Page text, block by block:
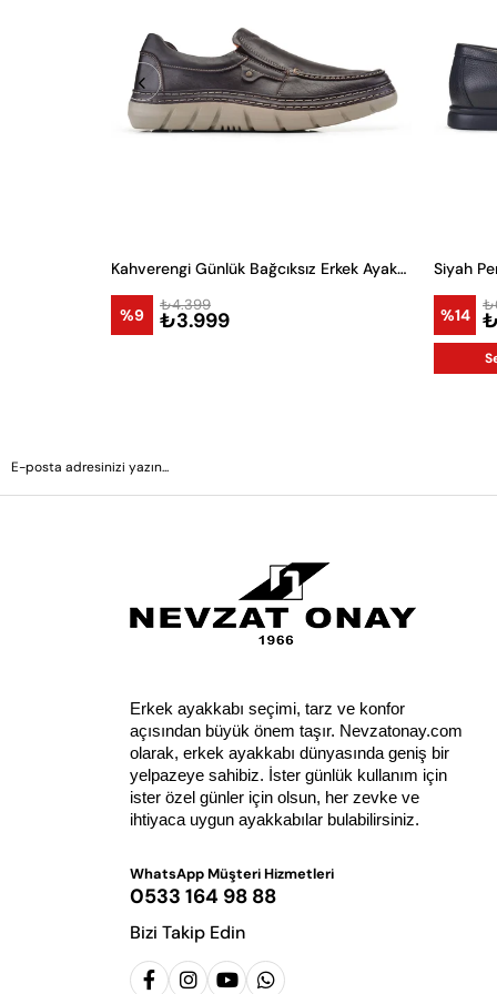
Kahverengi Günlük Bağcıksız Erkek Ayakkabı -24126-
%9 ₺3.999
₺4.399
Siyah
%14
Erkek ayakkabı seçimi, tarz ve konfor
açısından büyük önem taşır. Nevzatonay.com
olarak, erkek ayakkabı dünyasında geniş bir
yelpazeye sahibiz. İster günlük kullanım için
ister özel günler için olsun, her zevke ve
ihtiyaca uygun ayakkabılar bulabilirsiniz.
WhatsApp Müşteri Hizmetleri
0533 164 98 88
Bizi Takip Edin